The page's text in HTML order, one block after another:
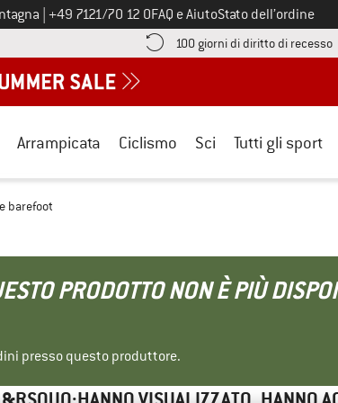
Chiamaci al numero
+49 7121/70 12 0FAQ e AiutoStato dell’ordine
le informazioni di pagamento! Si apre in una casella
100 giorni di diritto di recesso
Arrampicata Ciclismo Sci Tutti gli sport
barefoot
PRODOTTO NON È PIÙ
presso questo produttore.